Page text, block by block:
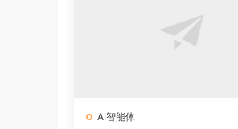
AI智能体